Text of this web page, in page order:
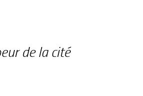
de la cité